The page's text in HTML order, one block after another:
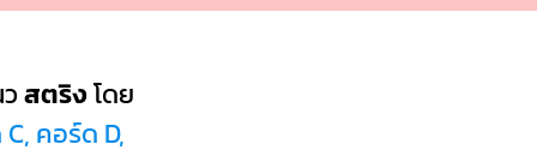
สตริงโดย
คอร์ด D,